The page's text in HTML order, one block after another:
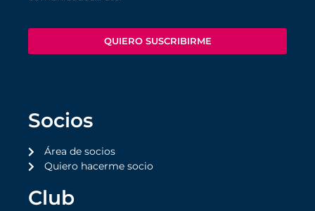
QUIERO SUSCRIBIRME
Socios
Área de socios
Quiero hacerme socio
Club